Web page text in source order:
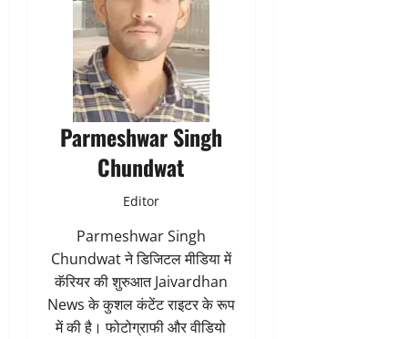
Parmeshwar Singh
Chundwat
Editor
Parmeshwar Singh
Chundwat ने डिजिटल मीडिया में
कॅरियर की शुरुआत Jaivardhan
News के कुशल कंटेंट राइटर के रूप
में की है। फोटोग्राफी और वीडियो